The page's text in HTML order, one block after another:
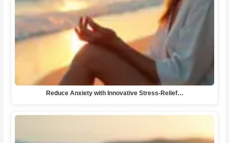
Reduce Anxiety with Innovative Stress-Relief…